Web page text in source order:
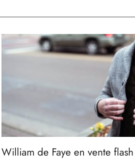
William de Faye en vente